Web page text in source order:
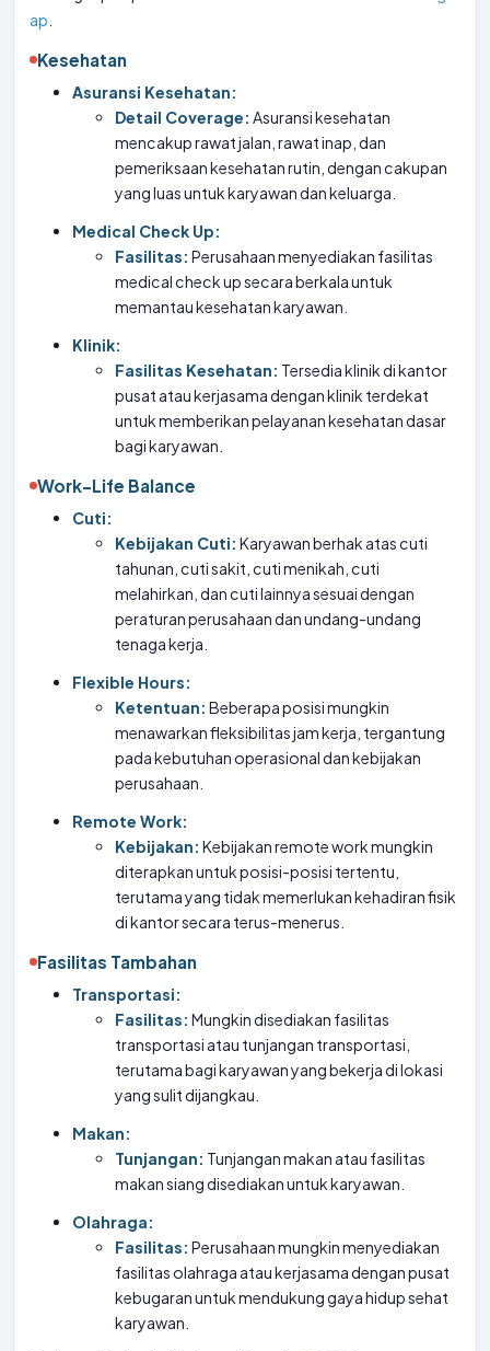
ap
Kesehatan
Asuransi Kesehatan:
Detail Coverage: Asuransi kesehatan
mencakup rawat jalan, rawat inap, dan
pemeriksaan kesehatan rutin, dengan cakupan
yang luas untuk karyawan dan keluarga.
Medical Check Up:
Fasilitas: Perusahaan menyediakan fasilitas
medical check up secara berkala untuk
memantau kesehatan karyawan.
Klinik:
Fasilitas Kesehatan: Tersedia klinik di kantor
pusat atau kerjasama dengan klinik terdekat
untuk memberikan pelayanan kesehatan dasar
bagi karyawan.
Work-Life Balance
Cuti:
Kebijakan Cuti: Karyawan berhak atas cuti
tahunan, cuti sakit, cuti menikah, cuti
melahirkan, dan cuti lainnya sesuai dengan
peraturan perusahaan dan undang-undang
tenaga kerja.
Flexible Hours:
Ketentuan: Beberapa posisi mungkin
menawarkan fleksibilitas jam kerja, tergantung
pada kebutuhan operasional dan kebijakan
perusahaan.
Remote Work:
Kebijakan: Kebijakan remote work mungkin
diterapkan untuk posisi-posisi tertentu,
terutama yang tidak memerlukan kehadiran fisik
di kantor secara terus-menerus.
Fasilitas Tambahan
Transportasi:
Fasilitas: Mungkin disediakan fasilitas
transportasi atau tunjangan transportasi,
terutama bagi karyawan yang bekerja di lokasi
yang sulit dijangkau.
Makan:
Tunjangan: Tunjangan makan atau fasilitas
makan siang disediakan untuk karyawan.
Olahraga:
Fasilitas: Perusahaan mungkin menyediakan
fasilitas olahraga atau kerjasama dengan pusat
kebugaran untuk mendukung gaya hidup sehat
karyawan.